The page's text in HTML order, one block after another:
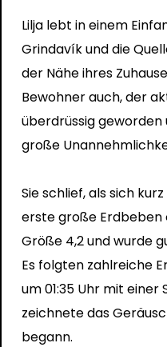
Lilja lebt in einem
Grindavík und die
der Nähe ihres
Bewohner auch, der
überdrüssig geworden
große
Sie schlief, als sich
erste große Erdbeben
Größe 4,2 und wurde
Es folgten zahlreiche
um 01:35 Uhr mit einer
zeichnete das
begann.